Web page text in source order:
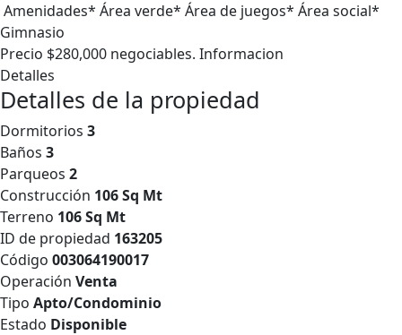
Amenidades* Área verde* Área de juegos* Área social*
Gimnasio
Precio $280,000 negociables. Informacion
Detalles
Detalles de la propiedad
Dormitorios 3
Baños 3
Parqueos 2
Construcción 106 Sq Mt
Terreno 106 Sq Mt
ID de propiedad 163205
Código 003064190017
Operación Venta
Tipo Apto/Condominio
Estado Disponible